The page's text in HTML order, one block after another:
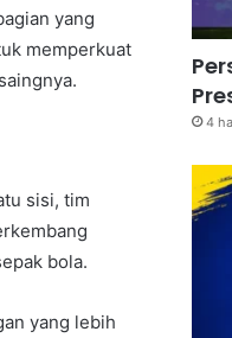
yang
memperkuat
sisi, tim
bola.
yang lebih
4